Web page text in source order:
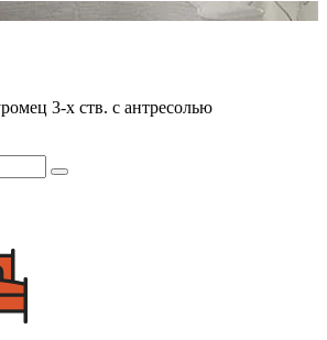
3-х ств. с антресолью